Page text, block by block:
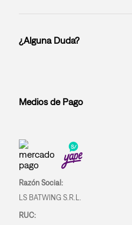
¿Alguna Duda?
Medios de Pago
Razón Social:
LS BATWING S.R.L.
RUC: